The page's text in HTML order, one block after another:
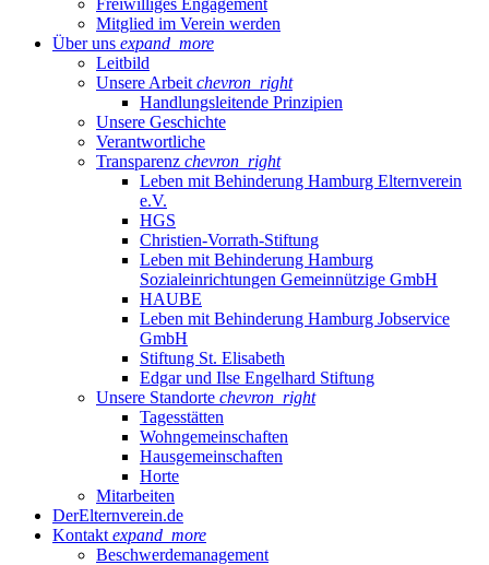
Freiwilliges Engagement
Mitglied im Verein werden
Über uns expand_more
Leitbild
Unsere Arbeit chevron_right
Handlungsleitende Prinzipien
Unsere Geschichte
Verantwortliche
Transparenz chevron_right
Leben mit Behinderung Hamburg Elternverein
e.V.
HGS
Christien-Vorrath-Stiftung
Leben mit Behinderung Hamburg
Sozialeinrichtungen Gemeinnützige GmbH
HAUBE
Leben mit Behinderung Hamburg Jobservice
GmbH
Stiftung St. Elisabeth
Edgar und Ilse Engelhard Stiftung
Unsere Standorte chevron_right
Tagesstätten
Wohngemeinschaften
Hausgemeinschaften
Horte
Mitarbeiten
DerElternverein.de
Kontakt expand_more
Beschwerdemanagement